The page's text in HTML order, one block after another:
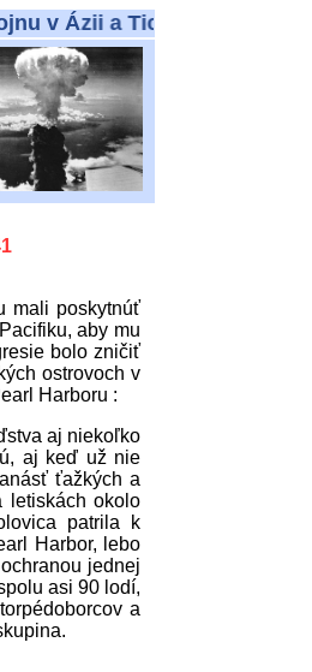
a Tichomorí
mali poskytnúť
aby mu
bolo zničiť
ostrovoch v
Harboru :
aj niekoľko
aj keď už nie
ťažkých a
letiskách okolo
patrila k
Harbor, lebo
jednej
asi 90 lodí,
a